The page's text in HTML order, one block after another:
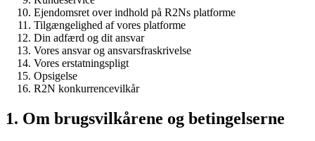
Ejendomsret over indhold på R2Ns platforme
Tilgængelighed af vores platforme
Din adfærd og dit ansvar
Vores ansvar og ansvarsfraskrivelse
Vores erstatningspligt
Opsigelse
R2N konkurrencevilkår
1. Om brugsvilkårene og betingelserne